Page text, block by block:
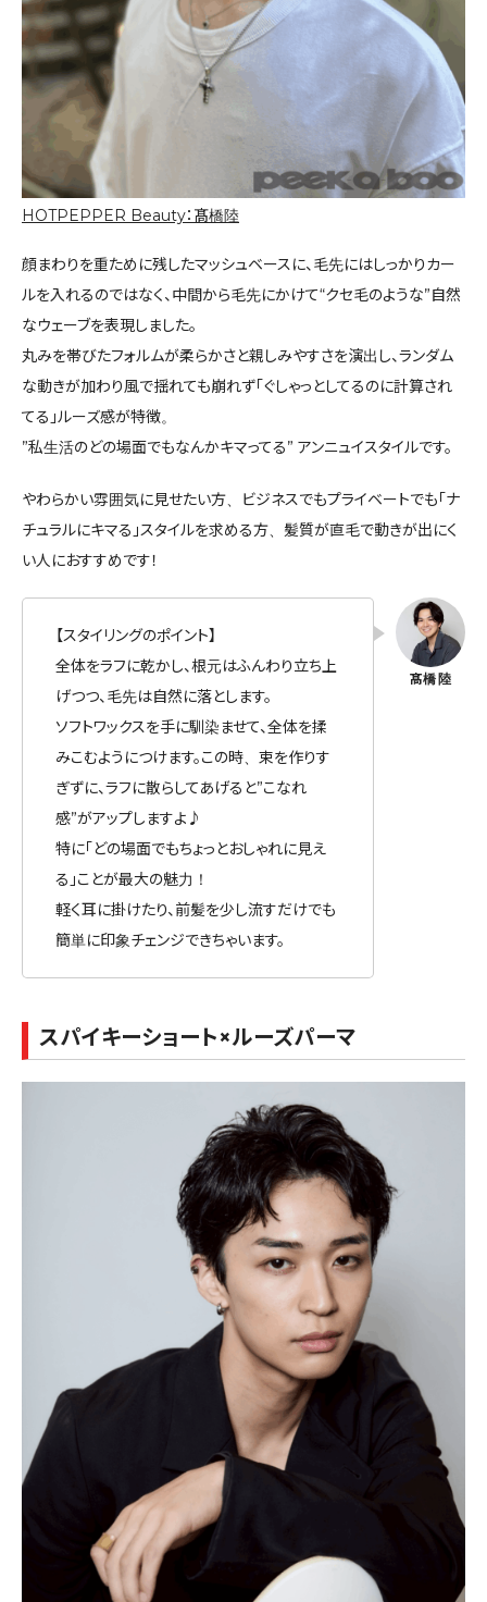
HOTPEPPER Beauty：髙橋陸
顔まわりを重ために残したマッシュベースに、毛先にはしっかりカー
ルを入れるのではなく、中間から毛先にかけて“クセ毛のような”自然
なウェーブを表現しました。
丸みを帯びたフォルムが柔らかさと親しみやすさを演出し、ランダム
な動きが加わり風で揺れても崩れず「ぐしゃっとしてるのに計算され
てる」ルーズ感が特徴。
”私生活のどの場面でもなんかキマってる” アンニュイスタイルです。
やわらかい雰囲気に見せたい方、ビジネスでもプライベートでも「ナ
チュラルにキマる」スタイルを求める方、髪質が直毛で動きが出にく
い人におすすめです！
【スタイリングのポイント】
全体をラフに乾かし、根元はふんわり立ち上
げつつ、毛先は自然に落とします。
ソフトワックスを手に馴染ませて、全体を揉
みこむようにつけます。この時、束を作りす
ぎずに、ラフに散らしてあげると”こなれ
感”がアップしますよ♪
特に「どの場面でもちょっとおしゃれに見え
る」ことが最大の魅力！
軽く耳に掛けたり、前髪を少し流すだけでも
簡単に印象チェンジできちゃいます。
スパイキーショート×ルーズパーマ